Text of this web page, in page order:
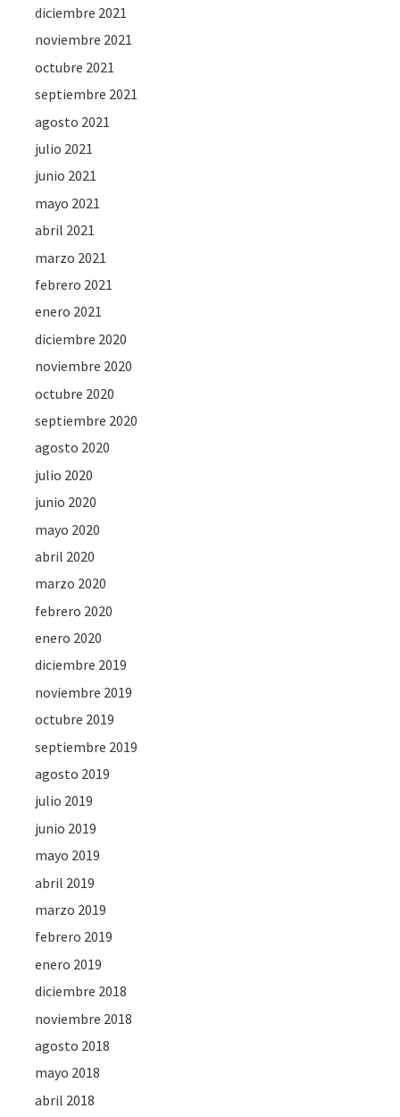
diciembre 2021
noviembre 2021
octubre 2021
septiembre 2021
agosto 2021
julio 2021
junio 2021
mayo 2021
abril 2021
marzo 2021
febrero 2021
enero 2021
diciembre 2020
noviembre 2020
octubre 2020
septiembre 2020
agosto 2020
julio 2020
junio 2020
mayo 2020
abril 2020
marzo 2020
febrero 2020
enero 2020
diciembre 2019
noviembre 2019
octubre 2019
septiembre 2019
agosto 2019
julio 2019
junio 2019
mayo 2019
abril 2019
marzo 2019
febrero 2019
enero 2019
diciembre 2018
noviembre 2018
agosto 2018
mayo 2018
abril 2018